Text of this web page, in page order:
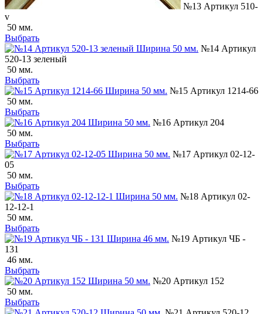
№13 Артикул 510-
v
50 мм.
Выбрать
№14 Артикул
520-13 зеленый
50 мм.
Выбрать
№15 Артикул 1214-66
50 мм.
Выбрать
№16 Артикул 204
50 мм.
Выбрать
№17 Артикул 02-12-
05
50 мм.
Выбрать
№18 Артикул 02-
12-12-1
50 мм.
Выбрать
№19 Артикул ЧБ -
131
46 мм.
Выбрать
№20 Артикул 152
50 мм.
Выбрать